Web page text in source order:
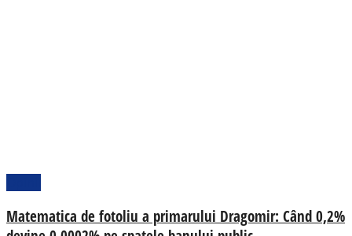
Matematica de fotoliu a primarului Dragomir: Când 0,2%